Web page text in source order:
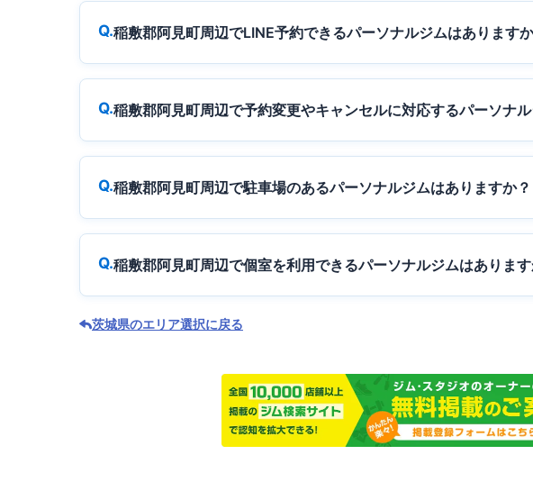
稲敷郡阿見町周辺でLINE予約できるパーソナルジムはあります
稲敷郡阿見町周辺で予約変更やキャンセルに対応するパーソナ
稲敷郡阿見町周辺で駐車場のあるパーソナルジムはありますか？
稲敷郡阿見町周辺で個室を利用できるパーソナルジムはあります
茨城県のエリア選択に戻る